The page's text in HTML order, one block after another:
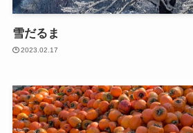
雪だるま
2023.02.17